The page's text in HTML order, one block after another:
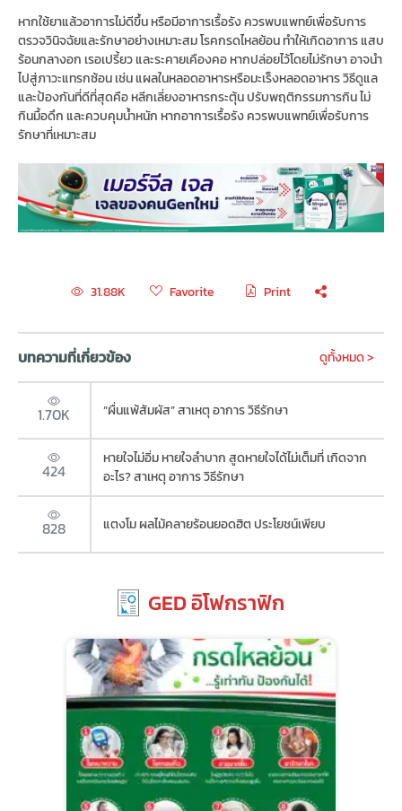
หากใช้ยาแล้วอาการไม่ดีขึ้น หรือมีอาการเรื้อรัง ควรพบแพทย์เพื่อรับการ
ตรวจวินิจฉัยและรักษาอย่างเหมาะสม โรคกรดไหลย้อน ทำให้เกิดอาการ แสบ
ร้อนกลางอก เรอเปรี้ยว และระคายเคืองคอ หากปล่อยไว้โดยไม่รักษา อาจนำ
ไปสู่ภาวะแทรกซ้อน เช่น แผลในหลอดอาหารหรือมะเร็งหลอดอาหาร วิธีดูแล
และป้องกันที่ดีที่สุดคือ หลีกเลี่ยงอาหารกระตุ้น ปรับพฤติกรรมการกิน ไม่
กินมื้อดึก และควบคุมน้ำหนัก หากอาการเรื้อรัง ควรพบแพทย์เพื่อรับการ
รักษาที่เหมาะสม
31.88K Favorite Print
บทความที่เกี่ยวข้อง ดูทั้งหมด >
1.70K “ผื่นแพ้สัมผัส” สาเหตุ อาการ วิธีรักษา
424
หายใจไม่อิ่ม หายใจลำบาก สูดหายใจได้ไม่เต็มที่ เกิดจาก
อะไร? สาเหตุ อาการ วิธีรักษา
828 แตงโม ผลไม้คลายร้อนยอดฮิต ประโยชน์เพียบ
GED อิโฟกราฟิก